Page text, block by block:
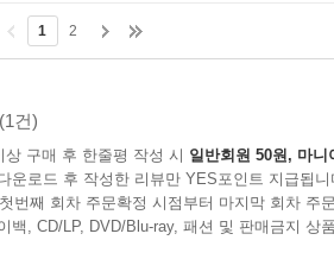
1 2
(1건)
상 구매 후 한줄평 작성 시 일반회원 50원, 마니
운로드 후 작성한 리뷰만 YES포인트 지급됩니
번째 회차 주문확정 시점부터 마지막 회차 주
백, CD/LP, DVD/Blu-ray, 패션 및 판매금지 상